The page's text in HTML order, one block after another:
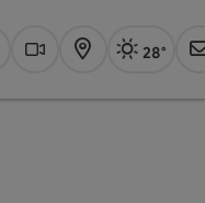
Webcams
Karte
28°